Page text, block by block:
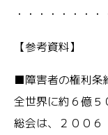
・・・・・・・
【参考資料】
■障害者の権利条
全世界に約６億５
総会は、２００６